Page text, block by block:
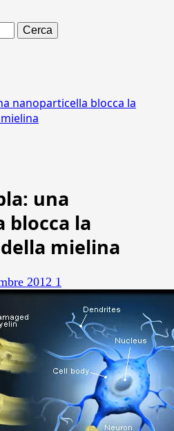
nanoparticella blocca la
una
blocca la
mielina
2012 1